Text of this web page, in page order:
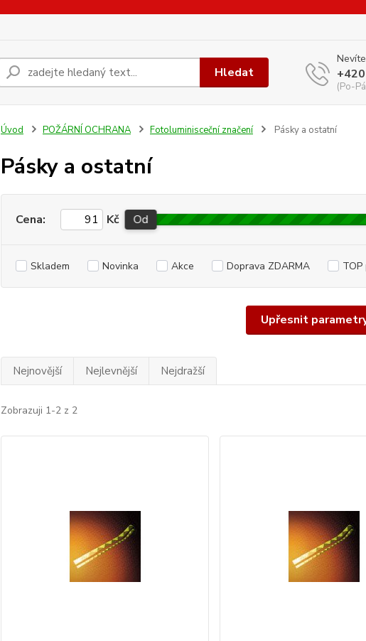
Hledat
(Po-
Úvod POŽÁRNÍ OCHRANA Fotoluminisceční značení Pásky a ostatní
Pásky a ostatní
Upřesnit
Cena: Kč Od
Skladem Novinka Akce Doprava ZDARMA
Nejnovější Nejlevnější Nejdražší
Zobrazuji 1-2 z 2